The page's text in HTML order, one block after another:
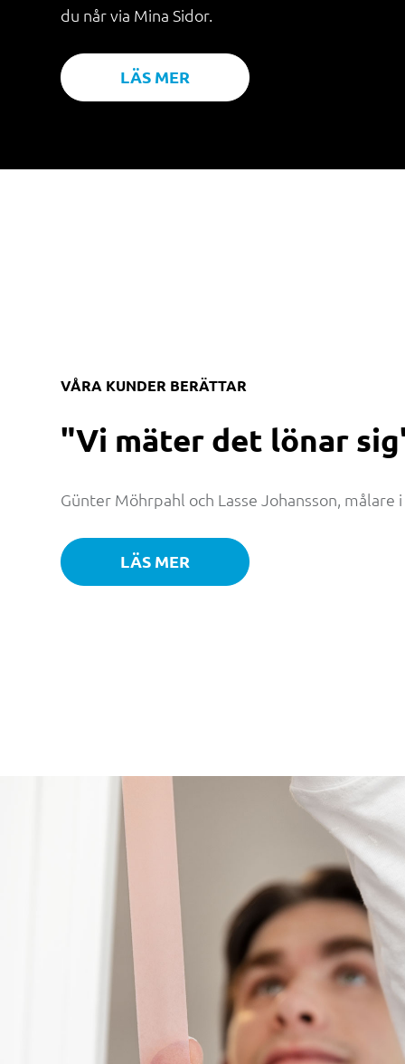
du når via Mina Sidor.
LÄS MER
VÅRA KUNDER BERÄTTAR
"Vi mäter det lönar
Günter Möhrpahl och Lasse Johansson, målare
LÄS MER